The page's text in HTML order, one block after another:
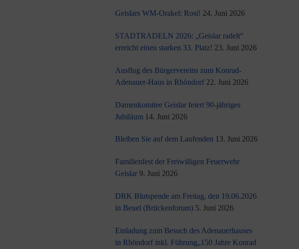
Geislars WM-Orakel: Rosi! 24. Juni 2026
STADTRADELN 2026: „Geislar radelt“
erreicht einen starken 33. Platz! 23. Juni 2026
Ausflug des Bürgervereins zum Konrad-
Adenauer-Haus in Rhöndorf 22. Juni 2026
Damenkomitee Geislar feiert 90-jähriges
Jubiläum 14. Juni 2026
Bleiben Sie auf dem Laufenden 13. Juni 2026
Familienfest der Freiwilligen Feuerwehr
Geislar 9. Juni 2026
DRK Blutspende am Freitag, den 19.06.2026
in Beuel (Brückenforum) 5. Juni 2026
Einladung zum Besuch des Adenauerhauses
in Rhöndorf inkl. Führung„150 Jahre Konrad